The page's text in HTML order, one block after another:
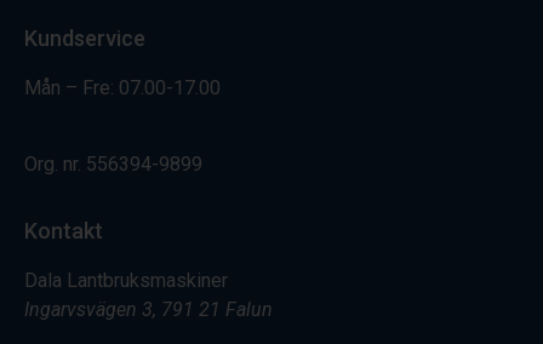
Kundservice
Mån – Fre: 07.00-17.00
Org. nr. 556394-9899
Kontakt
Dala Lantbruksmaskiner
Ingarvsvägen 3, 791 21 Falun